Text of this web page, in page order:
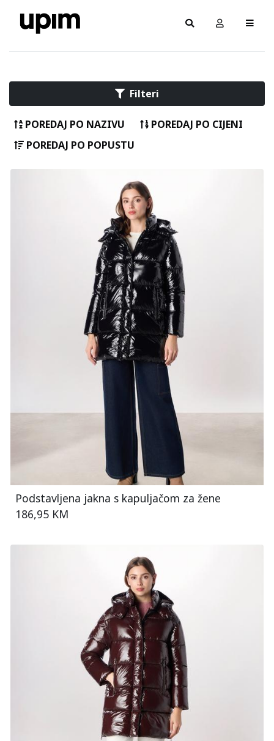
Filteri
POREDAJ PO NAZIVU
POREDAJ PO CIJENI
POREDAJ PO POPUSTU
Podstavljena jakna s kapuljačom za žene
186,95 KM